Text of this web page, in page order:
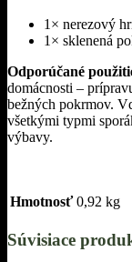
1× nerezový
1× sklenená
Odporúčané
domácnosti –
bežných pokrmov.
všetkými typmi
výbavy.
Hmotnosť 0,92 kg
Súvisiace